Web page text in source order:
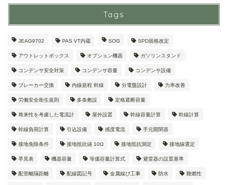
Tags
JEAG9702 PAS VT内蔵 SOG SPD規格改定
アウトレットボックス オプション機器 ガソリンスタンド
コンデンサ安全対策 コンデンサ容量 コンデンサ設備
ブレーカー交換 内線規程 幹線 分電盤設計 力率改善
労働安全衛生規則 多条敷設 定格遮断容量
将来性を考慮した電流計 屋外設置 幹線容量計算 幹線計算
幹線負荷計算 引込設備 感度電流 手元開閉器
接地免除条件 接地抵抗値 10Ω 接地抵抗測定 接地線選定
早見表 機器容量 等価容量計算式 避雷器の設置基準
配管離隔距離 配線図記号 金属線ぴ工事 防水 難燃性